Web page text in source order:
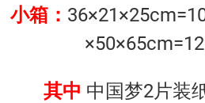
小箱：
其中 中国梦2片装